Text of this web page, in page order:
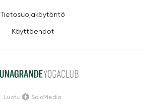
Tietosuojakäytäntö
Käyttöehdot
Luotu SoloMedia